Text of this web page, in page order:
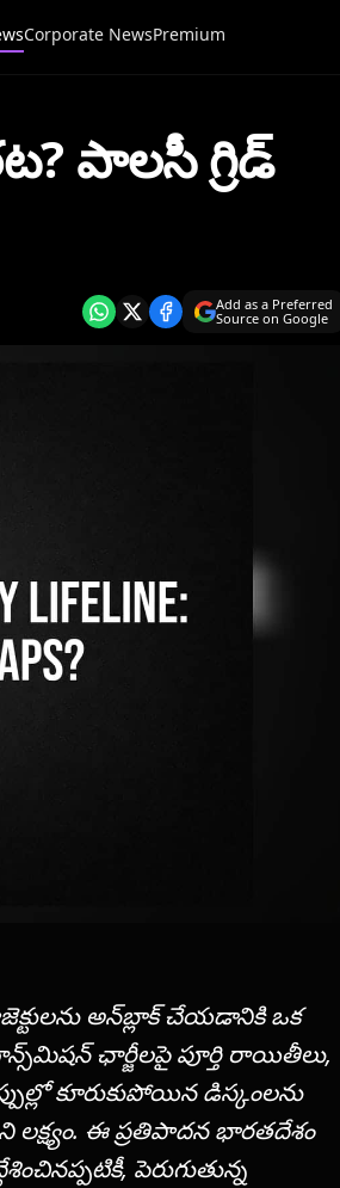
Corporate NewsPremium
పాలసీ గ్రిడ్
Add as a Preferred
Source on Google
అన్‌బ్లాక్ చేయడానికి ఒక
ఛార్జీలపై పూర్తి రాయితీలు,
కూరుకుపోయిన డిస్కంలను
లక్ష్యం. ఈ ప్రతిపాదన భారతదేశం
పెరుగుతున్న